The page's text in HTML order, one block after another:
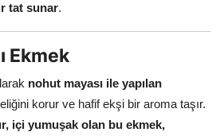
tat sunar.
Ekmek
nohut mayası ile yapılan
korur ve hafif ekşi bir aroma taşır.
içi yumuşak olan bu ekmek,